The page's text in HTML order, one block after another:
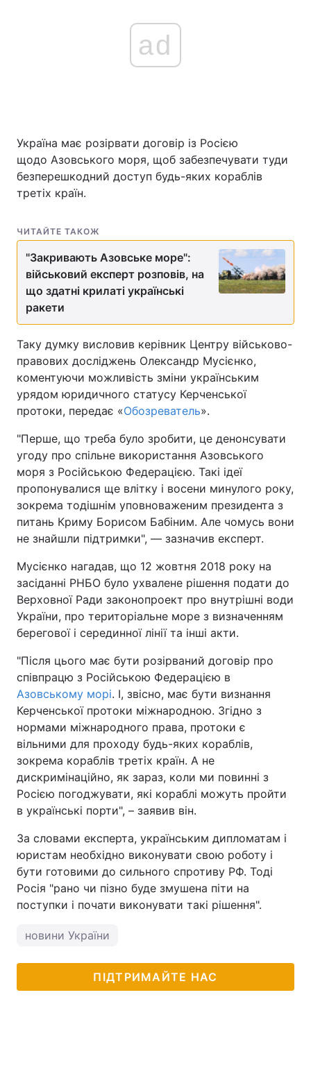
ad
Україна має розірвати договір із Росією
щодо Азовського моря, щоб забезпечувати туди
безперешкодний доступ будь-яких кораблів
третіх країн.
ЧИТАЙТЕ ТАКОЖ
"Закривають Азовське море":
військовий експерт розповів, на
що здатні крилаті українські
ракети
Таку думку висловив керівник Центру військово-
правових досліджень Олександр Мусієнко,
коментуючи можливість зміни українським
урядом юридичного статусу Керченської
протоки, передає «Обозреватель».
"Перше, що треба було зробити, це денонсувати
угоду про спільне використання Азовського
моря з Російською Федерацією. Такі ідеї
пропонувалися ще влітку і восени минулого року,
зокрема тодішнім уповноваженим президента з
питань Криму Борисом Бабіним. Але чомусь вони
не знайшли підтримки", — зазначив експерт.
Мусієнко нагадав, що 12 жовтня 2018 року на
засіданні РНБО було ухвалене рішення подати до
Верховної Ради законопроект про внутрішні води
України, про територіальне море з визначенням
берегової і серединної лінії та інші акти.
"Після цього має бути розірваний договір про
співпрацю з Російською Федерацією в
Азовському морі. І, звісно, має бути визнання
Керченської протоки міжнародною. Згідно з
нормами міжнародного права, протоки є
вільними для проходу будь-яких кораблів,
зокрема кораблів третіх країн. А не
дискримінаційно, як зараз, коли ми повинні з
Росією погоджувати, які кораблі можуть пройти
в українські порти", – заявив він.
За словами експерта, українським дипломатам і
юристам необхідно виконувати свою роботу і
бути готовими до сильного спротиву РФ. Тоді
Росія "рано чи пізно буде змушена піти на
поступки і почати виконувати такі рішення".
новини України
ПІДТРИМАЙТЕ НАС